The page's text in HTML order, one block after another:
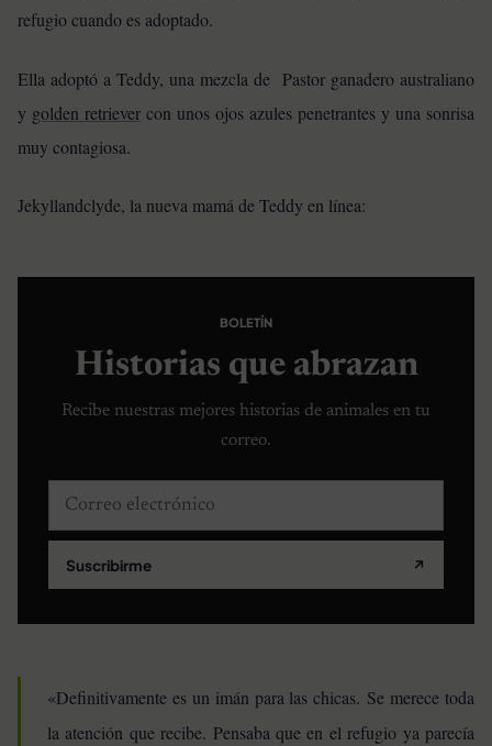
refugio cuando es adoptado.
Ella adoptó a Teddy, una mezcla de Pastor ganadero australiano
y golden retriever con unos ojos azules penetrantes y una sonrisa
muy contagiosa.
Jekyllandclyde, la nueva mamá de Teddy en línea:
BOLETÍN
Historias que abrazan
Recibe nuestras mejores historias de animales en tu
correo.
Correo electrónico
Suscribirme ↗
«Definitivamente es un imán para las chicas. Se merece toda
la atención que recibe. Pensaba que en el refugio ya parecía